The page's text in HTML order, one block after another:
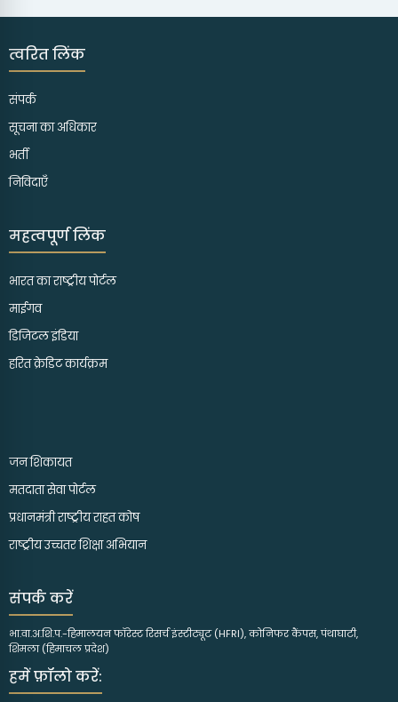
त्वरित लिंक
संपर्क
सूचना का अधिकार
भर्ती
निविदाएँ
महत्वपूर्ण लिंक
भारत का राष्ट्रीय पोर्टल
माईगव
डिजिटल इंडिया
हरित क्रेडिट कार्यक्रम
जन शिकायत
मतदाता सेवा पोर्टल
प्रधानमंत्री राष्ट्रीय राहत कोष
राष्ट्रीय उच्चतर शिक्षा अभियान
संपर्क करें
भा.वा.अ.शि.प.-हिमालयन फॉरेस्ट रिसर्च इंस्टीट्यूट (HFRI), कोनिफर कैंपस, पंथाघाटी,
शिमला (हिमाचल प्रदेश)
हमें फ़ॉलो करें: